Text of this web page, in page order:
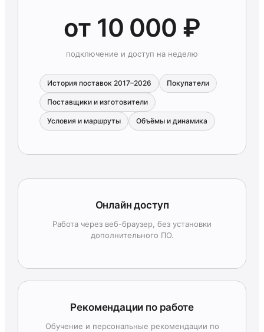
от 10 000 ₽
подключение и доступ на неделю
История поставок 2017–2026 Покупатели
Поставщики и изготовители
Условия и маршруты Объёмы и динамика
Онлайн доступ
Работа через веб-браузер, без установки
дополнительного ПО.
Рекомендации по работе
Обучение и персональные рекомендации по